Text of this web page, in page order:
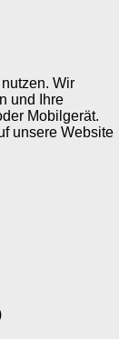
Wir
und Ihre
Mobilgerät.
unsere Website